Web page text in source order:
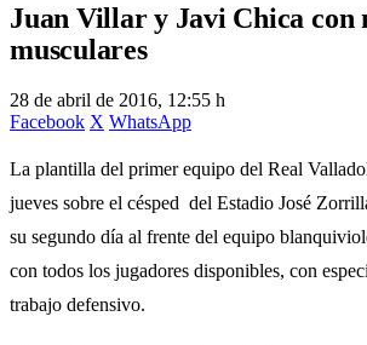
Juan Villar y Javi Chica con
musculares
28 de abril de 2016, 12:55 h
Facebook X WhatsApp
La plantilla del primer equipo del Real
jueves sobre el césped del Estadio José
su segundo día al frente del equipo
con todos los jugadores disponibles, con
trabajo defensivo.